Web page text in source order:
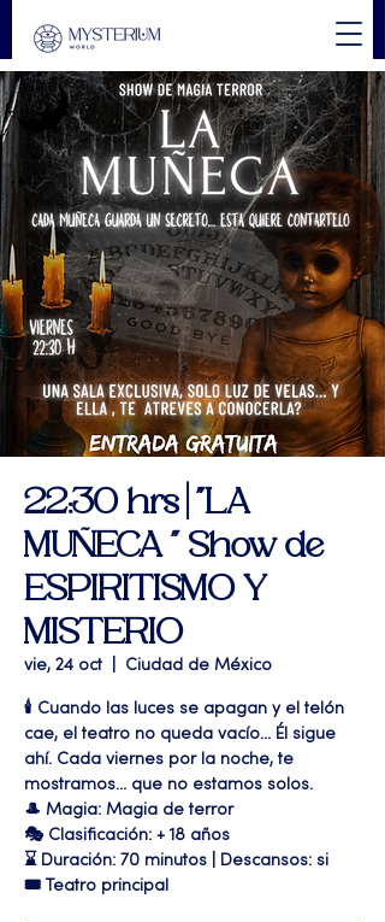
22:30 hrs | "LA
MUÑECA " Show de
ESPIRITISMO Y
MISTERIO
vie, 24 oct Ciudad de México
🕯️ Cuando las luces se apagan y el telón
cae, el teatro no queda vacío... Él sigue
ahí. Cada viernes por la noche, te
mostramos... que no estamos solos.
🎩 Magia: Magia de terror
🎭 Clasificación: + 18 años
⌛ Duración: 70 minutos | Descansos: si
🎟 Teatro principal